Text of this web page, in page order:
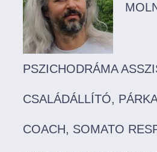
PSZICHODRÁMA
CSALÁDÁLLÍTÓ,
COACH, SOMATO